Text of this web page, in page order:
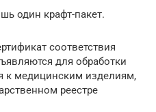
один крафт-пакет.
соответствия
для обработки
к медицинским изделиям,
реестре